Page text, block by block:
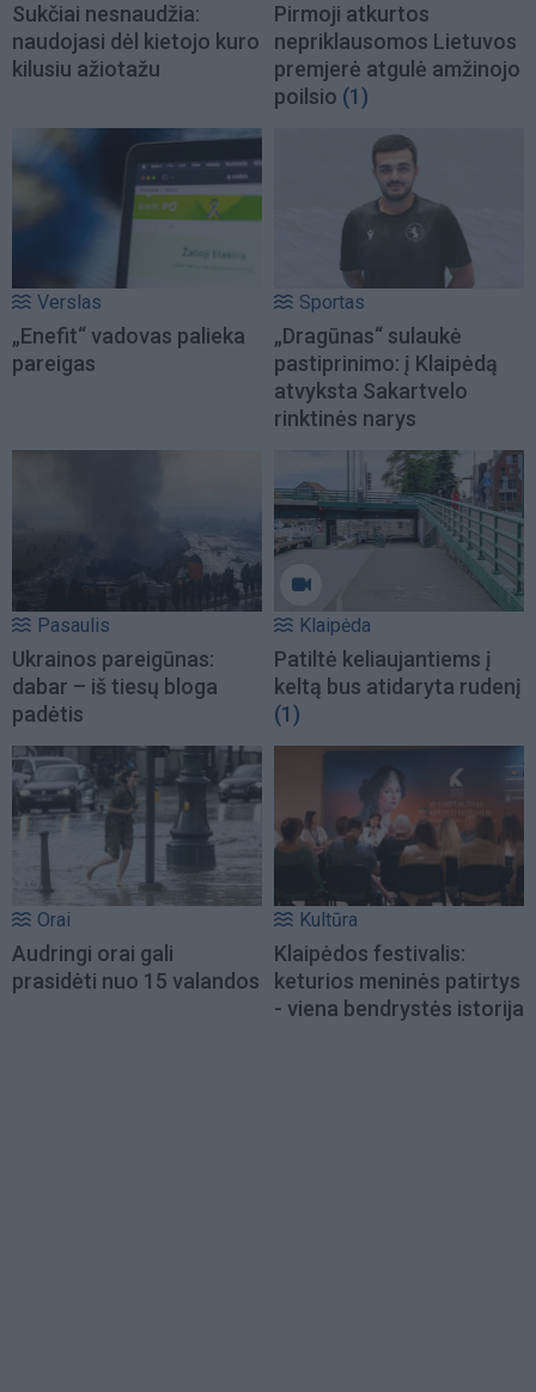
Sukčiai nesnaudžia:
naudojasi dėl kietojo kuro
kilusiu ažiotažu
Pirmoji atkurtos
nepriklausomos Lietuvos
premjerė atgulė amžinojo
poilsio (1)
Verslas
„Enefit“ vadovas palieka
pareigas
Sportas
„Dragūnas“ sulaukė
pastiprinimo: į Klaipėdą
atvyksta Sakartvelo
rinktinės narys
Pasaulis
Ukrainos pareigūnas:
dabar – iš tiesų bloga
padėtis
Klaipėda
Patiltė keliaujantiems į
keltą bus atidaryta rudenį
(1)
Orai
Audringi orai gali
prasidėti nuo 15 valandos
Kultūra
Klaipėdos festivalis:
keturios meninės patirtys
- viena bendrystės istorija